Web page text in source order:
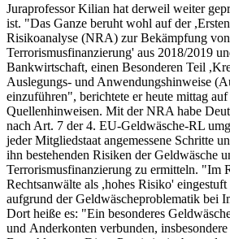
Juraprofessor Kilian hat derweil weiter
ist. "Das Ganze beruht wohl auf der
Risikoanalyse (NRA) zur Bekämpfung
Terrorismusfinanzierung' aus 2018/2019
Bankwirtschaft, einen Besonderen Teil
Auslegungs- und Anwendungshinweise
einzuführen", berichtete er heute mittag
Quellenhinweisen. Mit der NRA habe
nach Art. 7 der 4. EU-Geldwäsche-RL
jeder Mitgliedstaat angemessene Schritte
ihn bestehenden Risiken der Geldwäsche
Terrorismusfinanzierung zu ermitteln. "Im
Rechtsanwälte als ,hohes Risiko'
aufgrund der Geldwäscheproblematik bei
Dort heiße es: "Ein besonderes
und Anderkonten verbunden,